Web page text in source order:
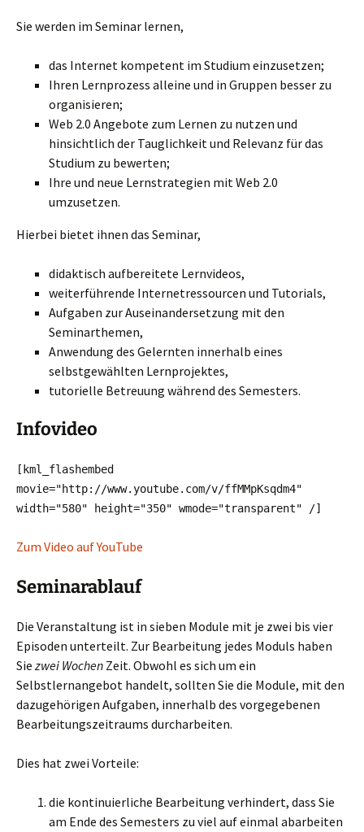
Sie werden im Seminar lernen,
das Internet kompetent im Studium einzusetzen;
Ihren Lernprozess alleine und in Gruppen besser zu
organisieren;
Web 2.0 Angebote zum Lernen zu nutzen und
hinsichtlich der Tauglichkeit und Relevanz für das
Studium zu bewerten;
Ihre und neue Lernstrategien mit Web 2.0
umzusetzen.
Hierbei bietet ihnen das Seminar,
didaktisch aufbereitete Lernvideos,
weiterführende Internetressourcen und Tutorials,
Aufgaben zur Auseinandersetzung mit den
Seminarthemen,
Anwendung des Gelernten innerhalb eines
selbstgewählten Lernprojektes,
tutorielle Betreuung während des Semesters.
Infovideo
[kml_flashembed
movie="http://www.youtube.com/v/ffMMpKsqdm4"
width="580" height="350" wmode="transparent" /]
Zum Video auf YouTube
Seminarablauf
Die Veranstaltung ist in sieben Module mit je zwei bis vier
Episoden unterteilt. Zur Bearbeitung jedes Moduls haben
Sie zwei Wochen Zeit. Obwohl es sich um ein
Selbstlernangebot handelt, sollten Sie die Module, mit den
dazugehörigen Aufgaben, innerhalb des vorgegebenen
Bearbeitungszeitraums durcharbeiten.
Dies hat zwei Vorteile:
die kontinuierliche Bearbeitung verhindert, dass Sie
am Ende des Semesters zu viel auf einmal abarbeiten